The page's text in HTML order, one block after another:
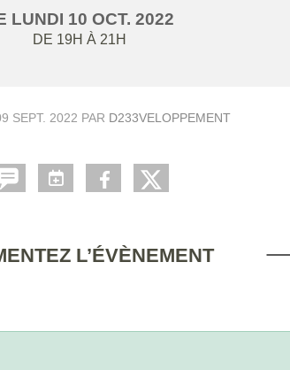
LUNDI 10 OCT. 2022
DE 19H À 21H
SEPT. 2022 PAR D233VELOPPEMENT
L’ÉVÈNEMENT